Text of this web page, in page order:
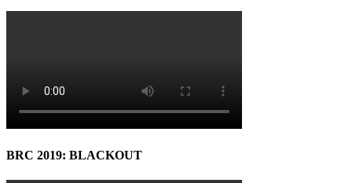
BRC 2019: BLACKOUT